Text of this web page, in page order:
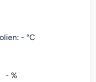
- °C
- %